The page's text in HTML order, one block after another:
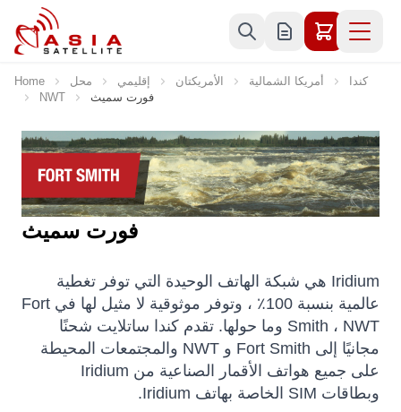
Skip to Content
Home محل إقليمي الأمريكتان أمريكا الشمالية
كندا
NWT
فورت سميث
فورت سميث
Iridium هي شبكة الهاتف الوحيدة التي توفر تغطية
عالمية بنسبة 100٪ ، وتوفر موثوقية لا مثيل لها في Fort
Smith ، NWT وما حولها. تقدم كندا ساتلايت شحنًا
مجانيًا إلى Fort Smith و NWT والمجتمعات المحيطة
على جميع هواتف الأقمار الصناعية من Iridium
وبطاقات SIM الخاصة بهاتف Iridium.